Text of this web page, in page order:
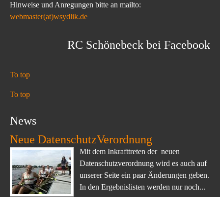
Hinweise und Anregungen bitte an mailto:
webmaster(at)wsydlik.de
RC Schönebeck bei Facebook
To top
To top
News
Neue DatenschutzVerordnung
Mit dem Inkrafttreten der neuen
Datenschutzverordnung wird es auch auf
unserer Seite ein paar Änderungen geben.
In den Ergebnislisten werden nur noch...